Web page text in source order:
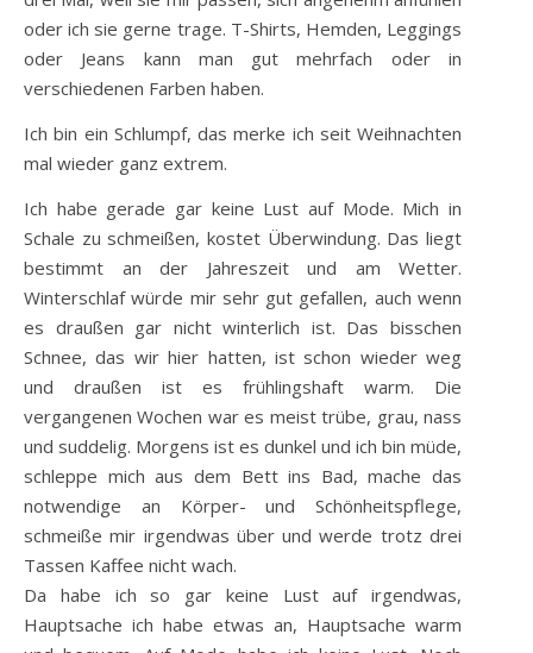
oder ich sie gerne trage. T-Shirts, Hemden, Leggings
oder Jeans kann man gut mehrfach oder in
verschiedenen Farben haben.
Ich bin ein Schlumpf, das merke ich seit Weihnachten
mal wieder ganz extrem.
Ich habe gerade gar keine Lust auf Mode. Mich in
Schale zu schmeißen, kostet Überwindung. Das liegt
bestimmt an der Jahreszeit und am Wetter.
Winterschlaf würde mir sehr gut gefallen, auch wenn
es draußen gar nicht winterlich ist. Das bisschen
Schnee, das wir hier hatten, ist schon wieder weg
und draußen ist es frühlingshaft warm. Die
vergangenen Wochen war es meist trübe, grau, nass
und suddelig. Morgens ist es dunkel und ich bin müde,
schleppe mich aus dem Bett ins Bad, mache das
notwendige an Körper- und Schönheitspflege,
schmeiße mir irgendwas über und werde trotz drei
Tassen Kaffee nicht wach.
Da habe ich so gar keine Lust auf irgendwas,
Hauptsache ich habe etwas an, Hauptsache warm